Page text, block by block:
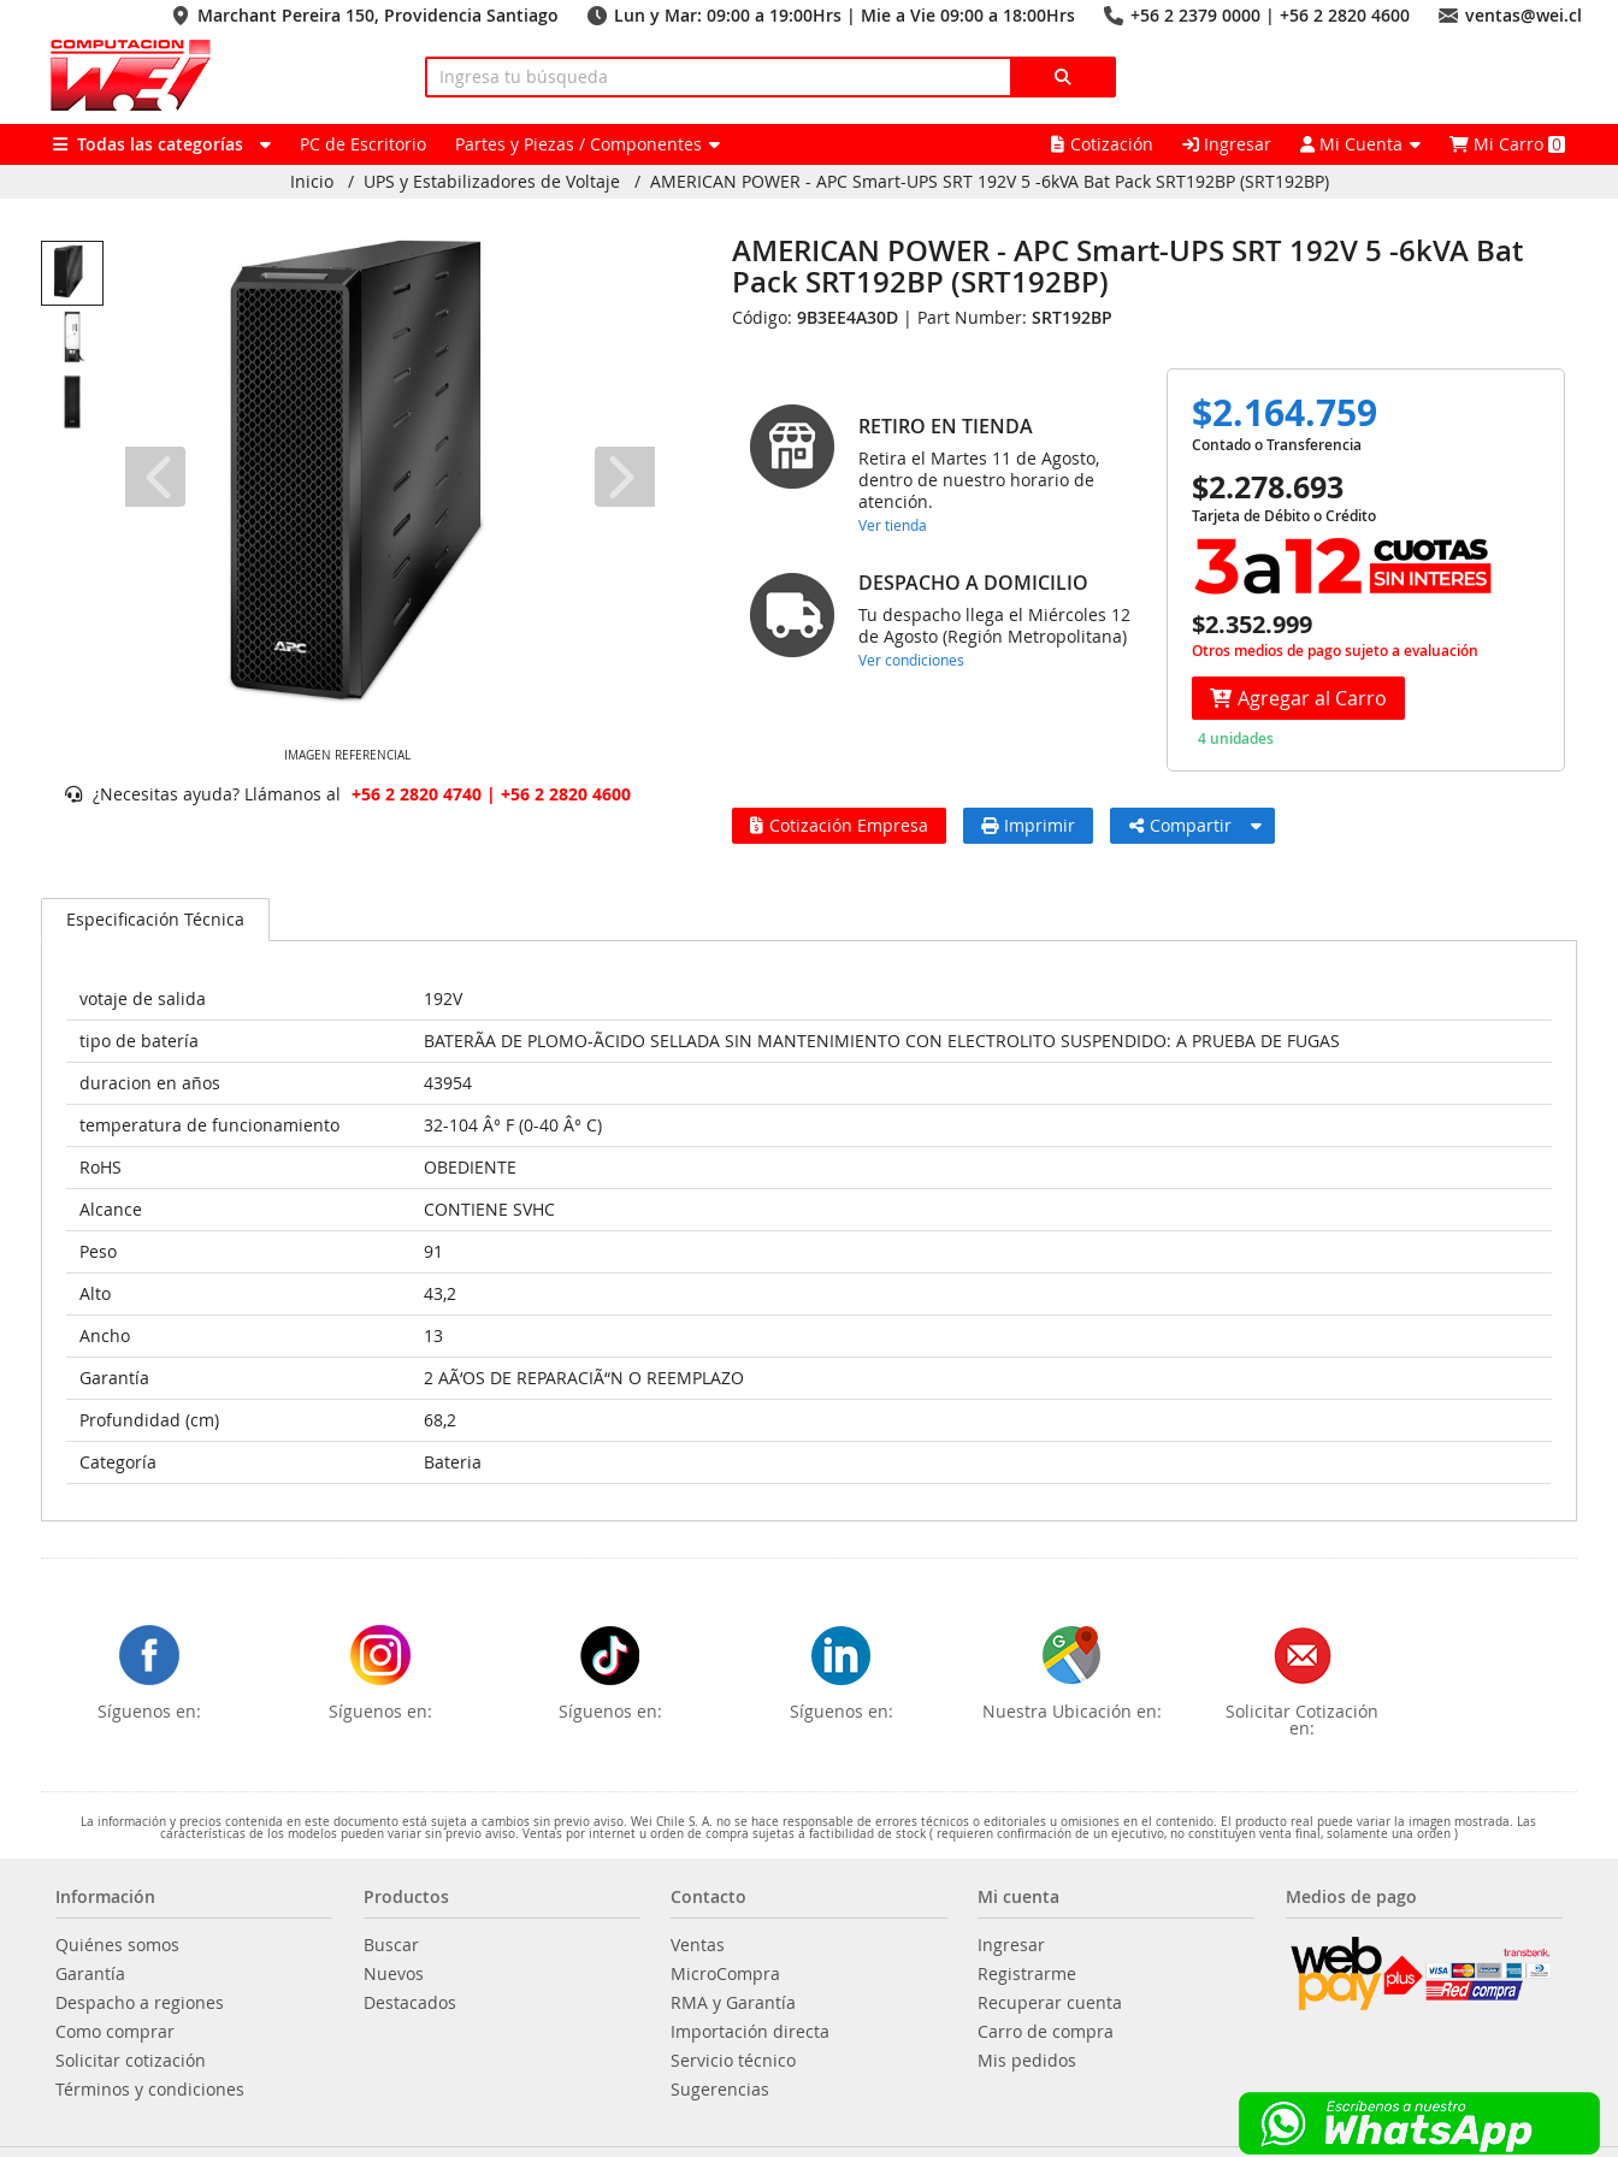
Marchant Pereira 150, Providencia Santiago Lun y Mar: 09:00 a 19:00Hrs | Mie a Vie 09:00 a 18:00Hrs +56 2 2379 0000 | +56 2 2820 4600 ventas@wei.cl
Todas las categorías PC de Escritorio Partes y Piezas / Componentes Cotización Ingresar Mi Cuenta Mi Carro0
Inicio
/ UPS y Estabilizadores de Voltaje / AMERICAN POWER - APC Smart-UPS SRT 192V 5 -6kVA Bat Pack SRT192BP (SRT192BP)
IMAGEN REFERENCIAL
¿Necesitas ayuda? Llámanos al +56 2 2820 4740 | +56 2 2820 4600
AMERICAN POWER - APC Smart-UPS SRT 192V 5 -6kVA Bat
Pack SRT192BP (SRT192BP)
Código:9B3EE4A30D | Part Number:SRT192BP
RETIRO EN TIENDA
Retira el Martes 11 de Agosto,
dentro de nuestro horario de
atención.
Ver tienda
DESPACHO A DOMICILIO
Tu despacho llega el Miércoles 12
de Agosto (Región Metropolitana)
Ver condiciones
$2.164.759
Contado o Transferencia
$2.278.693
Tarjeta de Débito o Crédito
$2.352.999
Otros medios de pago sujeto a evaluación
Agregar al Carro
4 unidades
Cotización Empresa Imprimir Compartir
Especificación Técnica
votaje de salida
192V
tipo de batería
BATERÃA DE PLOMO-ÃCIDO SELLADA SIN MANTENIMIENTO CON ELECTROLITO SUSPENDIDO: A PRUEBA DE FUGAS
duracion en años
43954
temperatura de funcionamiento
32-104 Â° F (0-40 Â° C)
RoHS
OBEDIENTE
Alcance
CONTIENE SVHC
Peso
91
Alto
43,2
Ancho
13
Garantía
2 AÃ‘OS DE REPARACIÃ“N O REEMPLAZO
Profundidad (cm)
68,2
Categoría
Bateria
Síguenos en: Síguenos en: Síguenos en: Síguenos en: Nuestra Ubicación en: Solicitar Cotización
en:
La información y precios contenida en este documento está sujeta a cambios sin previo aviso. Wei Chile S. A. no se hace responsable de errores técnicos o editoriales u omisiones en el contenido. El producto real puede variar la imagen mostrada. Las
características de los modelos pueden variar sin previo aviso. Ventas por internet u orden de compra sujetas a factibilidad de stock ( requieren confirmación de un ejecutivo, no constituyen venta final, solamente una orden )
Información
Quiénes somos
Garantía
Despacho a regiones
Como comprar
Solicitar cotización
Términos y condiciones
Productos
Buscar
Nuevos
Destacados
Contacto
Ventas
MicroCompra
RMA y Garantía
Importación directa
Servicio técnico
Sugerencias
Mi cuenta
Ingresar
Registrarme
Recuperar cuenta
Carro de compra
Mis pedidos
Medios de pago